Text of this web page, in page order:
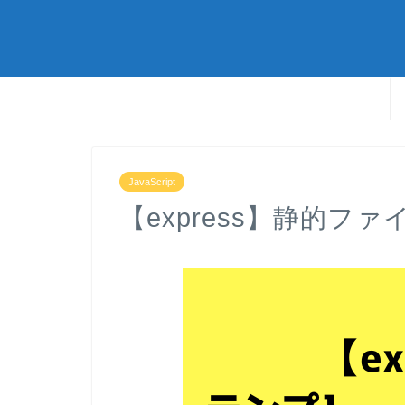
JavaScript
【express】静的ファ